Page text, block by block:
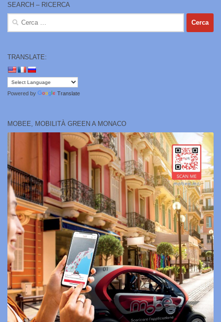
SEARCH – RICERCA
Ricerca
TRANSLATE:
Powered by Translate
MOBEE, MOBILITÀ GREEN A MONACO